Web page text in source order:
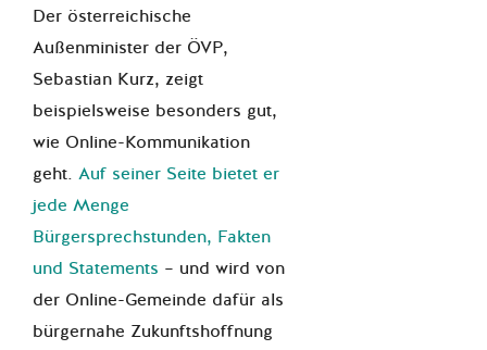
Der österreichische
Außenminister der ÖVP,
Sebastian Kurz, zeigt
beispielsweise besonders gut,
wie Online-Kommunikation
geht. Auf seiner Seite bietet er
jede Menge
Bürgersprechstunden, Fakten
und Statements – und wird von
der Online-Gemeinde dafür als
bürgernahe Zukunftshoffnung